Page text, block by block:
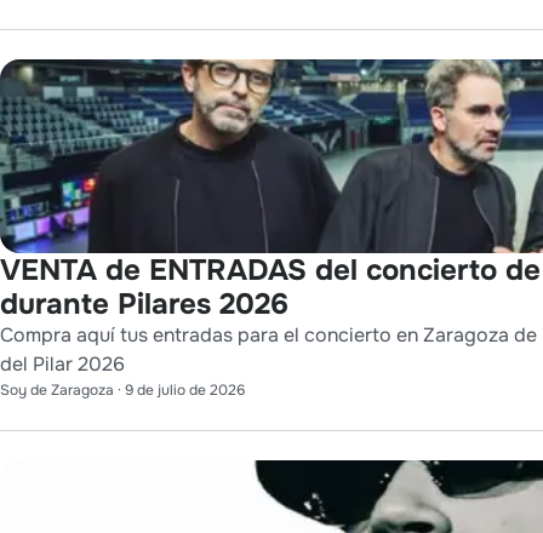
VENTA de ENTRADAS del concierto
durante Pilares 2026
Compra aquí tus entradas para el concierto en Zaragoza
del Pilar 2026
Soy de Zaragoza · 9 de julio de 2026